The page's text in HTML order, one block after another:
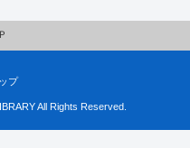
プ
All Rights Reserved.